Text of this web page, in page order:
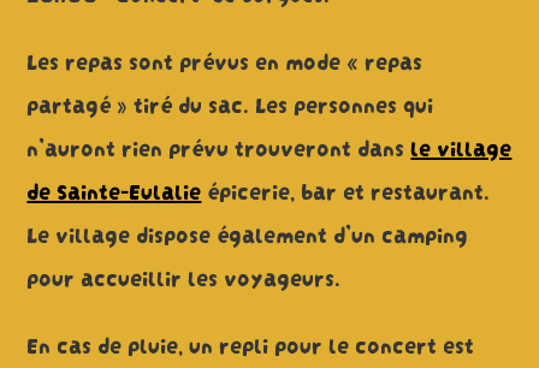
Les repas sont prévus en mode « repas
partagé » tiré du sac. Les personnes qui
n’auront rien prévu trouveront dansle village
de Sainte-Eulalie épicerie, bar et restaurant.
Le village dispose également d’un camping
pour accueillir les voyageurs.
En cas de pluie, un repli pour le concert est